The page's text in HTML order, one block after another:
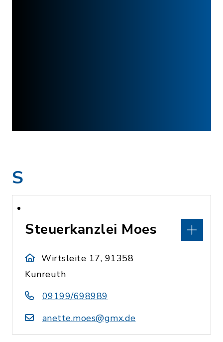
S
Steuerkanzlei Moes
Wirtsleite 17, 91358
Kunreuth
09199/698989
anette.moes@gmx.de